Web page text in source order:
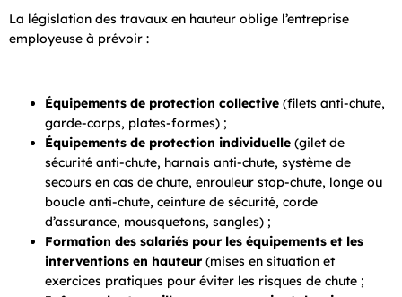
La législation des travaux en hauteur oblige l’entreprise
employeuse à prévoir :
Équipements de protection collective (filets anti-chute,
garde-corps, plates-formes) ;
Équipements de protection individuelle (gilet de
sécurité anti-chute, harnais anti-chute, système de
secours en cas de chute, enrouleur stop-chute, longe ou
boucle anti-chute, ceinture de sécurité, corde
d’assurance, mousquetons, sangles) ;
Formation des salariés pour les équipements et les
interventions en hauteur (mises en situation et
exercices pratiques pour éviter les risques de chute ;